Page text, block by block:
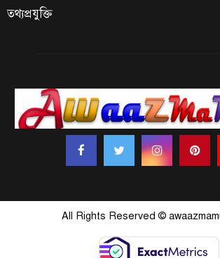
তথ্যপ্রযুক্তি
All Rights Reserved ©